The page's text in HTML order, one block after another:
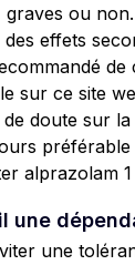
graves ou
effets
de
sur ce site
doute sur
alprazolam 1
une
une